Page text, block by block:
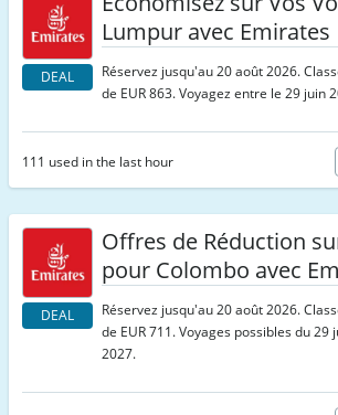
DEAL
Lumpur avec Emirates
Réservez jusqu'au 20 août 2026.
de EUR 863. Voyagez entre le 29 juin
111 used in the last hour
DEAL
Offres de Réduction
pour Colombo avec
Réservez jusqu'au 20 août 2026.
de EUR 711. Voyages possibles du 29
2027.